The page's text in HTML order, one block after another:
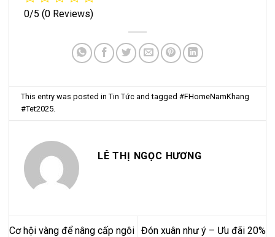
0/5 (0 Reviews)
This entry was posted inTin Tức and tagged#FHomeNamKhang
#Tet2025
LÊ THỊ NGỌC HƯƠNG
Cơ hội vàng để nâng cấp ngôi Đón xuân như ý – Ưu đãi 20%